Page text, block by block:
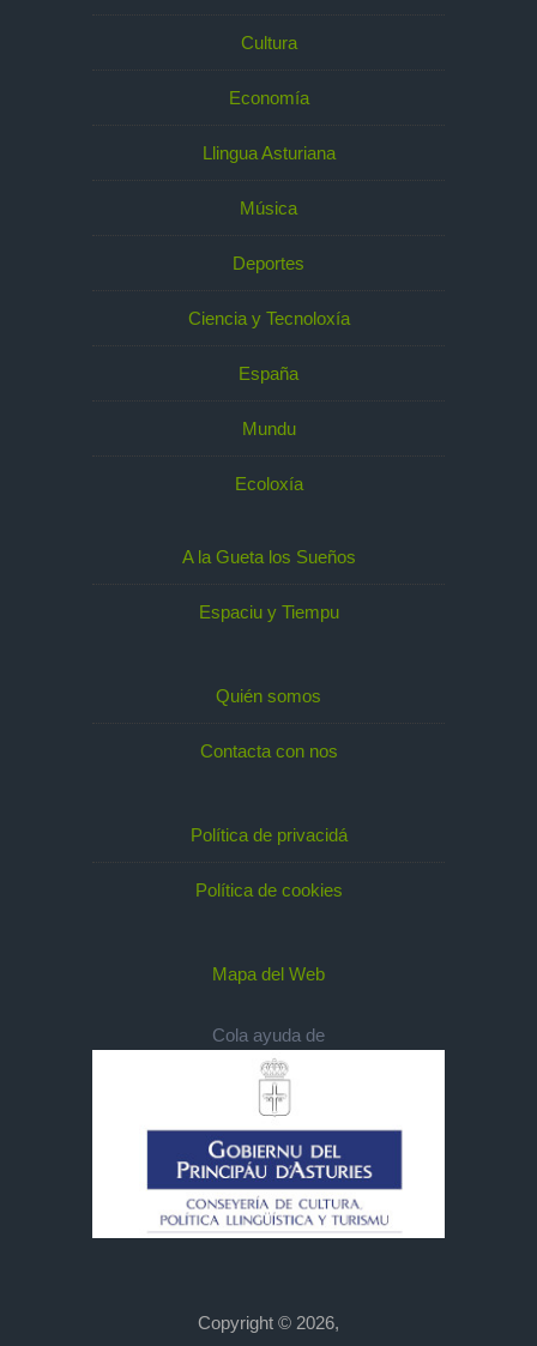
Cultura
Economía
Llingua Asturiana
Música
Deportes
Ciencia y Tecnoloxía
España
Mundu
Ecoloxía
A la Gueta los Sueños
Espaciu y Tiempu
Quién somos
Contacta con nos
Política de privacidá
Política de cookies
Mapa del Web
Cola ayuda de
Copyright © 2026,